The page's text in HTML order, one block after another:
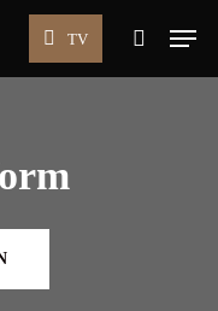
TV
search
Menu